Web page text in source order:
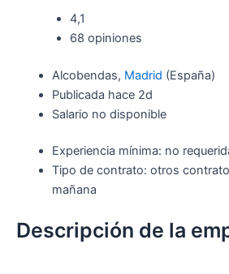
4,1
68 opiniones
Alcobendas, Madrid (España)
Publicada hace 2d
Salario no disponible
Experiencia mínima: no
Tipo de contrato: otros
mañana
Descripción de la